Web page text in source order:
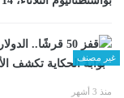
غير مصنف
منذ 3 أشهر